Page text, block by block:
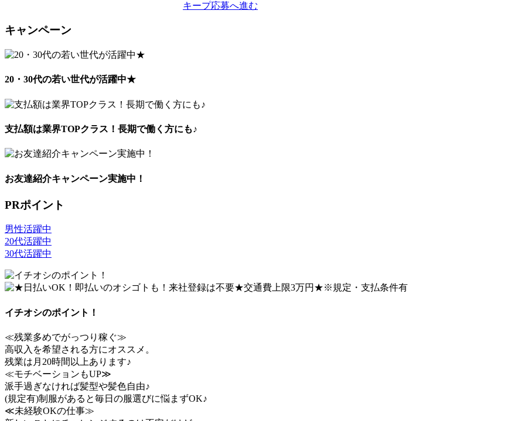
キープ応募へ進む
キャンペーン
20・30代の若い世代が活躍中★
支払額は業界TOPクラス！長期で働く方にも♪
お友達紹介キャンペーン実施中！
PRポイント
男性活躍中
20代活躍中
30代活躍中
イチオシのポイント！
≪残業多めでがっつり稼ぐ≫
高収入を希望される方にオススメ。
残業は月20時間以上あります♪
≪モチベーションもUP≫
派手過ぎなければ髪型や髪色自由♪
(規定有)制服があると毎日の服選びに悩まずOK♪
≪未経験OKの仕事≫